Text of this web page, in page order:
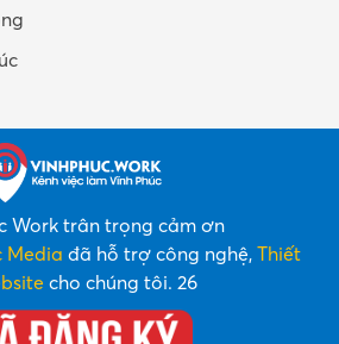
Work trân trọng cảm ơn
Media đã hỗ trợ công nghệ, Thiết
cho chúng tôi. 26